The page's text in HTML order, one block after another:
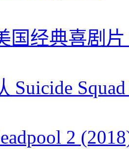
国经典喜剧
Suicide
2